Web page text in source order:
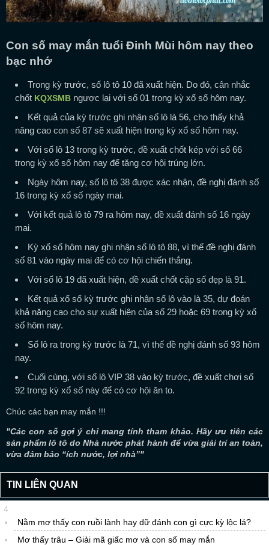
Con số may mắn tuổi Đinh Mùi hôm nay theo
bạc nhớ
Trong kỳ trước, số lô tô 10 đã xuất hiện. Do đó, cân nhắc
chốt KQXSMB ngược lại với số 01 trong kỳ xổ số hôm nay.
Kết quả của kỳ trước ghi nhận số lô là 56, cho thấy khả
năng cao con số 87 sẽ xuất hiện trong kỳ xổ số hôm nay.
Với số lô 13 trong kỳ trước, đề xuất chốt kép với số 66
trong kỳ xổ số hôm nay để tăng cơ hội trúng lớn.
Ngày hôm nay, số lô tô 38 được xác nhận, đề nghị đánh số
16 trong kỳ xổ số ngày mai.
Với kết quả lô tô 79 ra hôm nay, đề xuất đánh số 16 ngày
mai.
Kỳ xổ số hôm nay ghi nhận số lô tô 88, vì thế đề nghị đánh
số 81 vào ngày mai để có cơ hội chiến thắng.
Với số lô 19 đã xuất hiện, đề xuất chốt cặp số đẹp là 91.
Kết quả xổ số kỳ trước ghi nhận số lô vào là 35, dự đoán
khả năng cao cho sự xuất hiện của số 29 hoặc 69 trong kỳ xổ
số hôm nay.
Số lô ra trong kỳ trước là 71, vì thế đề nghị đánh số 93 hôm
nay.
Cuối cùng, với số lô VIP 38 vào kỳ trước, đề xuất chơi số
92 trong kỳ xổ số này để có cơ hội ăn to.
Chúc các bạn may mắn !!!
"Các con số gợi ý chỉ mang tính tham khảo. Hãy ưu tiên các
sản phẩm lô tô do Nhà nước phát hành để vừa giải trí an toàn,
vừa đảm bảo “ích nước, lợi nhà”"
TIN LIÊN QUAN
4
Nằm mơ thấy con ruồi lành hay dữ đánh con gì cực kỳ lộc lá?
Mơ thấy trâu – Giải mã giấc mơ và con số may mắn